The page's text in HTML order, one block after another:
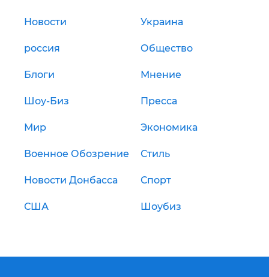
Новости Украина
россия Общество
Блоги Мнение
Шоу-Биз Пресса
Мир Экономика
Военное Обозрение Стиль
Новости Донбасса Спорт
США Шоубиз